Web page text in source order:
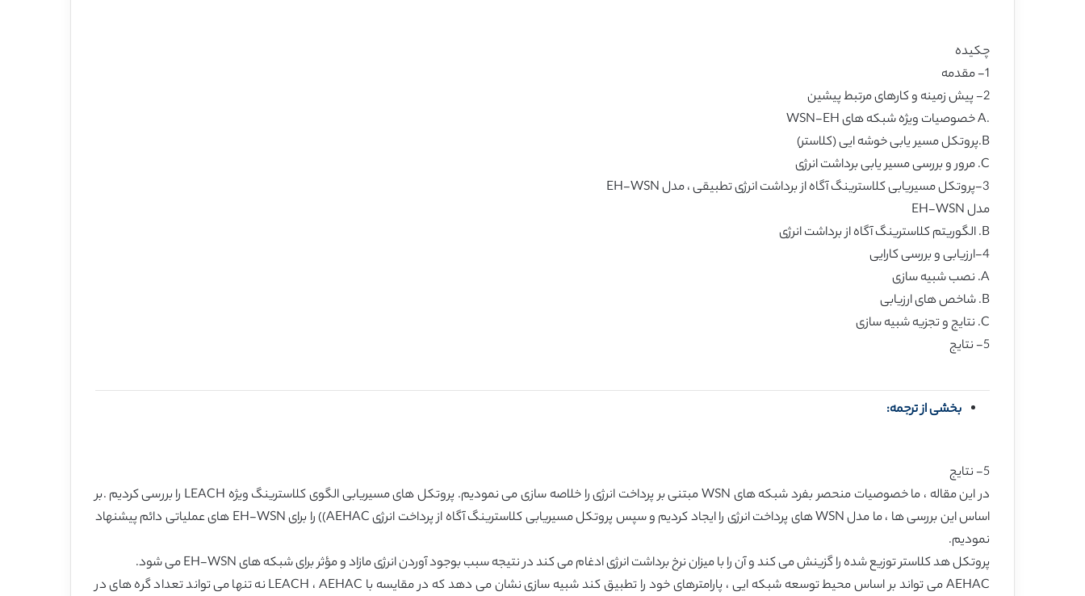
چکیده
1- مقدمه
2- پیش زمینه و کارهای مرتبط پیشین
.A خصوصیات ویژه شبکه های WSN-EH
B.پروتکل مسیر یابی خوشه ایی (کلاستر)
C. مرور و بررسی مسیر یابی برداشت انرژی
3-پروتکل مسیریابی کلاسترینگ آگاه از برداشت انرژی تطبیقی ، مدل EH-WSN
مدل EH-WSN
B. الگوریتم کلاسترینگ آگاه از برداشت انرژی
4-ارزیابی و بررسی کارایی
A. نصب شبیه سازی
B. شاخص های ارزیابی
C. نتایج و تجزیه شبیه سازی
5- نتایج
بخشی از ترجمه:
5- نتایج
در این مقاله ، ما خصوصیات منحصر بفرد شبکه های WSN مبتنی بر پرداخت انرژی را خلاصه سازی می نمودیم. پروتکل های مسیریابی الگوی کلاسترینگ ویژه LEACH را بررسی کردیم .بر
اساس این بررسی ها ، ما مدل WSN های پرداخت انرژی را ایجاد کردیم و سپس پروتکل مسیریابی کلاسترینگ آگاه از پرداخت انرژی AEHAC)) را برای EH-WSN های عملیاتی دائم پیشنهاد
نمودیم.
پروتکل هد کلاستر توزیع شده را گزینش می کند و آن را با میزان نرخ برداشت انرژی ادغام می کند در نتیجه سبب بوجود آوردن انرژی مازاد و مؤثر برای شبکه های EH-WSN می شود.
AEHAC می تواند بر اساس محیط توسعه شبکه ایی ، پارامترهای خود را تطبیق کند شبیه سازی نشان می دهد که در مقایسه با LEACH ، AEHAC نه تنها می تواند تعداد گره های در